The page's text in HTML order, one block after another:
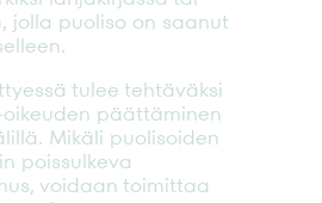
jolla puoliso on saanut
tulee tehtäväksi
päättäminen
Mikäli puolisoiden
poissulkeva
voidaan toimittaa